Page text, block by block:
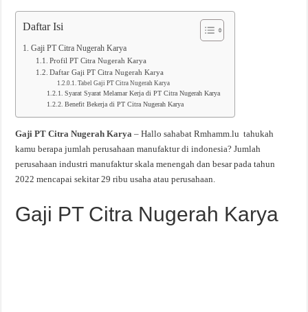
Daftar Isi
Gaji PT Citra Nugerah Karya
Profil PT Citra Nugerah Karya
Daftar Gaji PT Citra Nugerah Karya
Tabel Gaji PT Citra Nugerah Karya
Syarat Syarat Melamar Kerja di PT Citra Nugerah Karya
Benefit Bekerja di PT Citra Nugerah Karya
Gaji PT Citra Nugerah Karya – Hallo sahabat Rmhamm.lu tahukah
kamu berapa jumlah perusahaan manufaktur di indonesia? Jumlah
perusahaan industri manufaktur skala menengah dan besar pada tahun
2022 mencapai sekitar 29 ribu usaha atau perusahaan.
Gaji PT Citra Nugerah Karya